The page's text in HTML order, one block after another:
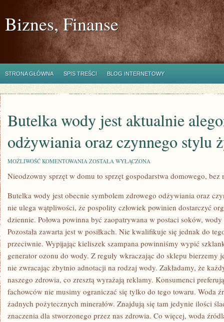
Biznes, Finanse
STRONA GŁÓWNA SPIS TREŚCI BLOG INTERNETOWY
Butelka wody jest aktualnie
odżywiania oraz czynnego stylu
MOŻLIWOŚĆ KOMENTOWANIA BUTELKA
JEST
AKTUALNIE
ZDROWEGO
ODŻYWIANIA
ORAZ
CZYNNEGO
STYLU
ŻYCIA
ZOSTAŁA WYŁĄCZONA
Nieodzowny sprzęt w domu to sprzęt gospodarstwa domowego, bez
Butelka wody jest obecnie symbolem zdrowego odżywiania oraz
nie ulega wątpliwości, że pospolity człowiek powinien dostarczyć
dziennie. Połowa powinna być zaopatrywana w postaci soków,
Pozostała zawarta jest w posiłkach. Nie kwalifikuje się jednak do
przeciwnie. Wypijając kieliszek szampana powinniśmy wypić
generator ozonu do wody. Z reguły wkraczając do sklepu bierzemy
nie zwracając zbytnio adnotacji na rodzaj wody. Zakładamy, że
naszego zdrowia, co zresztą wyrażają reklamy. Konsumenci
fachowców nie musimy ograniczać się tylko do tego towaru. Woda
żadnych pożytecznych minerałów. Znajdują się tam jedynie ilości
znaczenia dla stworzonego przez nas zdrowia. Co więcej, woda